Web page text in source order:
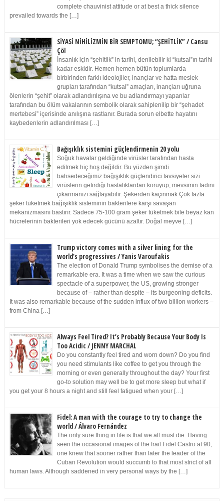
complete chauvinist attitude or at best a thick silence
prevailed towards the […]
SİYASİ NİHİLİZMİN BİR SEMPTOMU; “ŞEHİTLİK” / Cansu
Çöl
İnsanlık için “şehitlik” in tarihi, denilebilir ki “kutsal”ın tarihi
kadar eskidir. Hemen hemen bütün toplumlarda
birbirinden farklı ideolojiler, inançlar ve hatta meslek
grupları tarafından “kutsal” amaçları, inançları uğruna
ölenlerin “şehit” olarak adlandırılışına ve bu adlandırmayı yapanlar
tarafından bu ölüm vakalarının sembolik olarak sahiplenilip bir “şehadet
mertebesi” içerisinde anılışına rastlanır. Burada sorun elbette hayatını
kaybedenlerin adlandırılması […]
Bağışıklık sistemini güçlendirmenin 20 yolu
Soğuk havalar geldiğinde virüsler tarafından hasta
edilmek hiç hoş değildir. Bu yüzden şimdi
bahsedeceğimiz bağışıklık güçlendirici tavsiyeler sizi
virüslerin getirdiği hastalıklardan koruyup, mevsimin tadını
çıkarmanızı sağlayabilir. Şekerden kaçınmak Çok fazla
şeker tüketmek bağışıklık sisteminin bakterilere karşı savaşan
mekanizmasını bastırır. Sadece 75-100 gram şeker tüketmek bile beyaz kan
hücrelerinin bakterileri yok edecek gücünü azaltır. Doğal meyve […]
Trump victory comes with a silver lining for the
world’s progressives / Yanis Varoufakis
The election of Donald Trump symbolises the demise of a
remarkable era. It was a time when we saw the curious
spectacle of a superpower, the US, growing stronger
because of – rather than despite – its burgeoning deficits.
It was also remarkable because of the sudden influx of two billion workers –
from China […]
Always Feel Tired? It’s Probably Because Your Body Is
Too Acidic / JENNY MARCHAL
Do you constantly feel tired and worn down? Do you find
you need stimulants like coffee to get you through the
morning or even generally throughout the day? Your first
go-to solution may well be to get more sleep but what if
you get your 8 hours a night and still feel fatigued when your […]
Fidel: A man with the courage to try to change the
world / Álvaro Fernández
The only sure thing in life is that we all must die. Having
seen the occasional images of the frail Fidel Castro at 90,
one knew that sooner rather than later the leader of the
Cuban Revolution would succumb to that most strict of all
human laws. Although saddened in very personal ways by the […]